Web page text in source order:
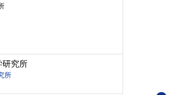
研究所
所